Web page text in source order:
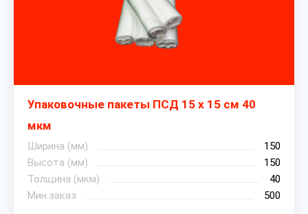
Упаковочные пакеты ПСД 15 х 15 см 40
мкм
Ширина (мм)
150
Высота (мм)
150
Толщина (мкм)
40
Мин.заказ
500